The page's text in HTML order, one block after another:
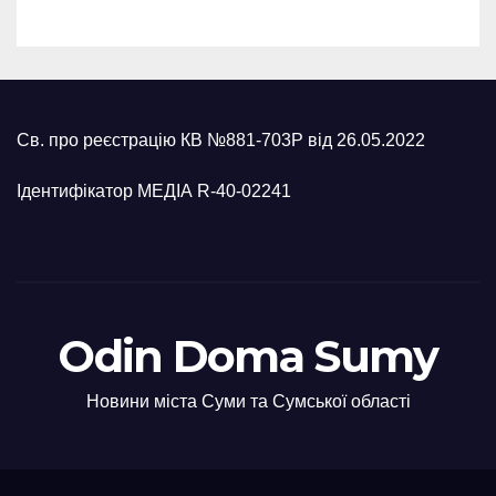
Св. про реєстрацію КВ №881-703Р від 26.05.2022
Ідентифікатор МЕДІА R-40-02241
Odin Doma Sumy
Новини міста Суми та Сумської області